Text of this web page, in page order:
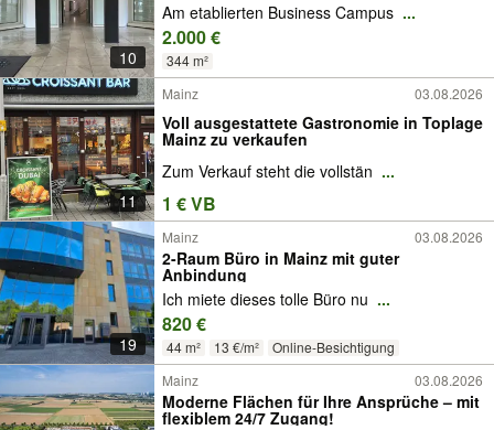
10
Am etablierten Business Campus ...
2.000 €
344 m²
11
Mainz 03.08.2026
Voll ausgestattete Gastronomie in Toplage
Mainz zu verkaufen
Zum Verkauf steht die vollstän ...
1 € VB
19
Mainz 03.08.2026
2-Raum Büro in Mainz mit guter
Anbindung
Ich miete dieses tolle Büro nu ...
820 €
44 m² 13 €/m² Online-Besichtigung
Mainz 03.08.2026
Moderne Flächen für Ihre Ansprüche – mit
flexiblem 24/7 Zugang!